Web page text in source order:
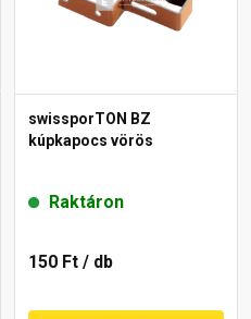
swissporTON BZ
kúpkapocs vörös
Raktáron
150 Ft / db